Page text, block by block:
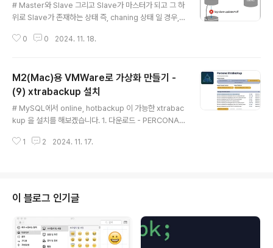
# Master와 Slave 그리고 Slave가 마스터가 되고 그 하
위로 Slave가 존재하는 상태 즉, chaning 상태 일 경우,
영이 될 것입니다. 그러나 그 하위 연결된 Slave는 반영이
f 파일에 아래 파라미터를 추가하면 해결이 됩니다. $ vi /
etc/my.cnflog-slave-updates
0 0 2024. 11. 18.
M2(Mac)용 VMWare로 가상화 만들기 -
(9) xtrabackup 설치
# MySQL에서 online, hotbackup 이 가능한 xtrabac
kup 을 설치를 해보겠습니다. 1. 다운로드 - PERCONA-
존재하는 것으로 보입니다. - 다른 버전에서는 aarch64
std 에 대한 오류가 발생했을 경우 관련 패키지를 설치를
해주면 됩니다.[root@centOS09-03 다운로드]# rpm
-ivh percona-xtrabackup-80-8.0.35-31.1.el9.aar
ch6..
1 2 2024. 11. 17.
이 블로그 인기글